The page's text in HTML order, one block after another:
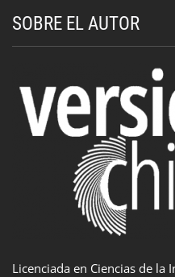
SOBRE EL AUTOR
Licenciada en Ciencias de la